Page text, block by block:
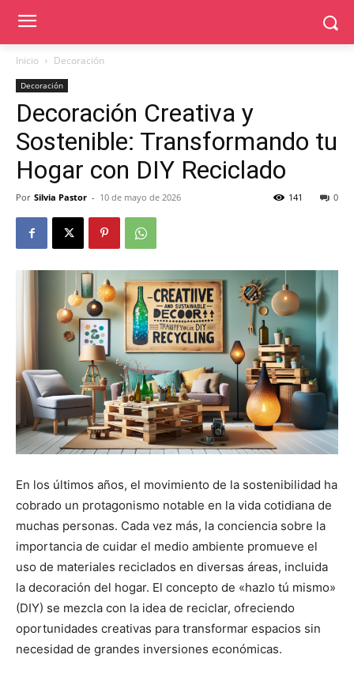
Inicio Decoración
Decoración
Decoración Creativa y
Sostenible: Transformando tu
Hogar con DIY Reciclado
Por Silvia Pastor - 10 de mayo de 2026 0
141
En los últimos años, el movimiento de la sostenibilidad ha
cobrado un protagonismo notable en la vida cotidiana de
muchas personas. Cada vez más, la conciencia sobre la
importancia de cuidar el medio ambiente promueve el
uso de materiales reciclados en diversas áreas, incluida
la decoración del hogar. El concepto de «hazlo tú mismo»
(DIY) se mezcla con la idea de reciclar, ofreciendo
oportunidades creativas para transformar espacios sin
necesidad de grandes inversiones económicas.